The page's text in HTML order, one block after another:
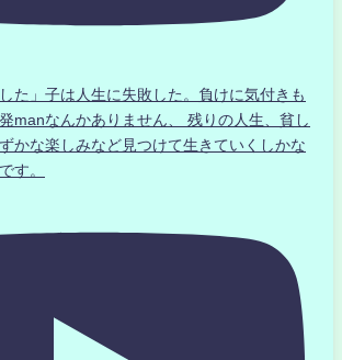
た」子は人生に失敗した。負けに気付きも
manなんかありません、 残りの人生、貧し
かな楽しみなど見つけて生きていくしかな
す。